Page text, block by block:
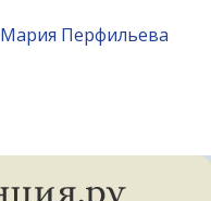
Мария Перфильева